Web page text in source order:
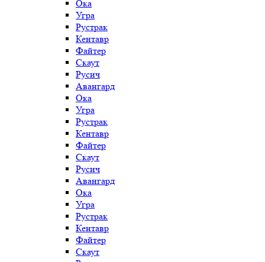
Ока
Угра
Рустрак
Кентавр
Файтер
Скаут
Русич
Авангард
Ока
Угра
Рустрак
Кентавр
Файтер
Скаут
Русич
Авангард
Ока
Угра
Рустрак
Кентавр
Файтер
Скаут